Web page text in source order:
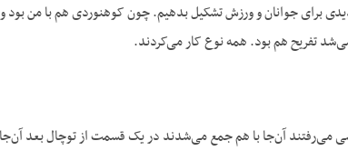
برای جوانان و ورزش تشکیل بدهیم. چون کوهنوردی هم با من
تفریح هم بود. همه نوع کار می‌کردند.
آن‌جا با هم جمع می‌شدند در یک قسمت از توچال بعد